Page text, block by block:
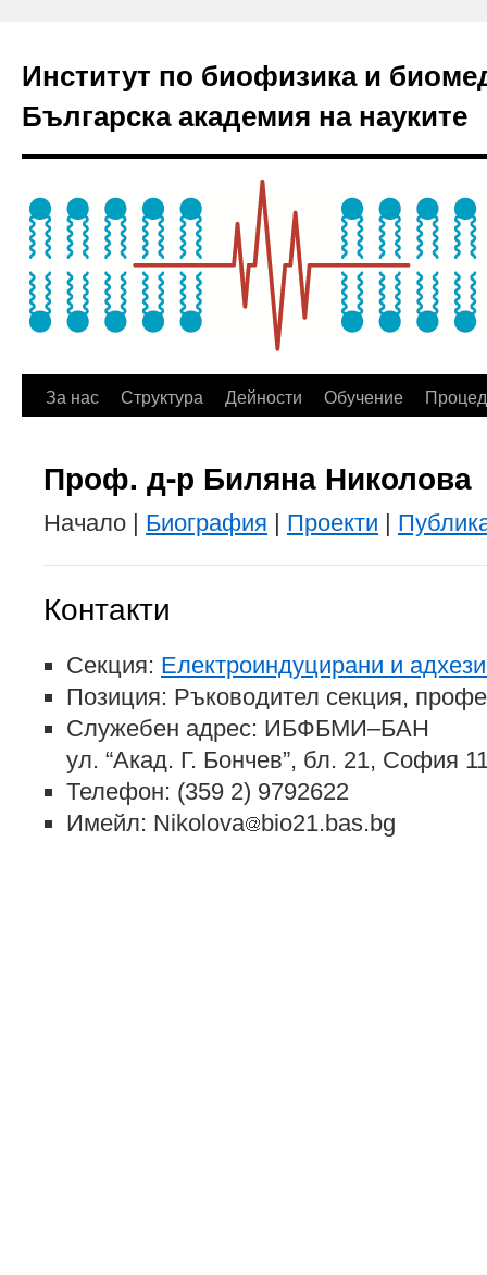
Институт по биофизика и
Българска академия на науките
За нас Структура Дейности Обучение
Проф. д-р Биляна Николова
Начало | Биография | Проекти |
Контакти
Секция: Електроиндуцирани и
Позиция: Ръководител секция,
Служебен адрес: ИБФБМИ–БАН
ул. “Акад. Г. Бончев”, бл. 21, София
Телефон: (359 2) 9792622
Имейл: Nikolova
bio21.bas.bg